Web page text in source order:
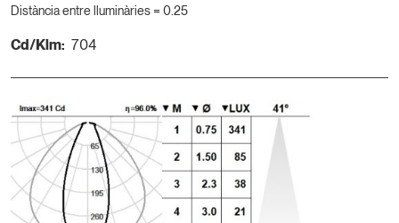
Distància entre lluminàries = 0.25
Cd/Klm: 704